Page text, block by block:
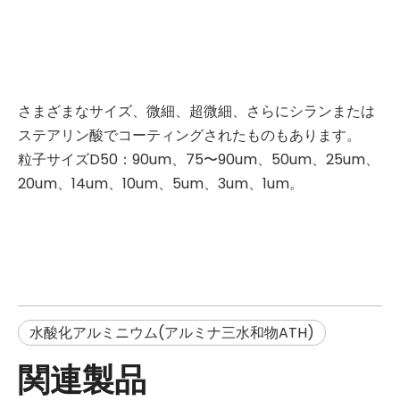
さまざまなサイズ、微細、超微細、さらにシランまたは
ステアリン酸でコーティングされたものもあります。
粒子サイズD50：90um、75〜90um、50um、25um、
20um、14um、10um、5um、3um、1um。
水酸化アルミニウム(アルミナ三水和物ATH)
関連製品